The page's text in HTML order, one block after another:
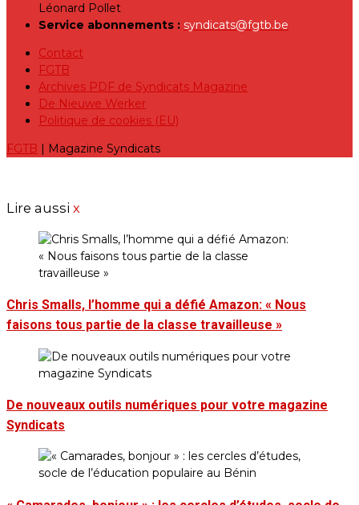
Léonard Pollet
Service abonnements : syndicats@fgtb.be
Contact
FGTB
Archives PDF de Syndicats Magazine
De Nieuwe Werker
Politique de cookies (EU)
FGTB | Magazine Syndicats
Lire aussi x
Chris Smalls, l’homme qui a défié Amazon: « Nous
faisons tous partie de la classe travailleuse »
De nouveaux outils numériques pour votre magazine
Syndicats